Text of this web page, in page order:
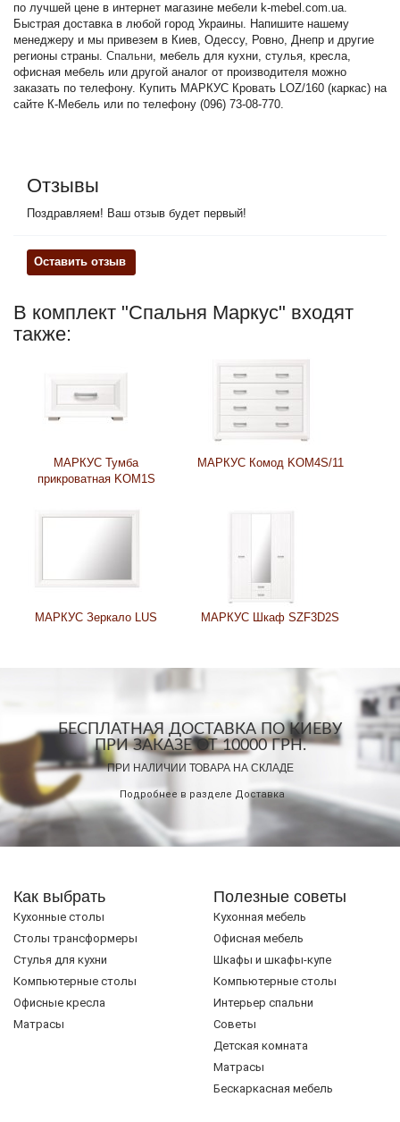
по лучшей цене в интернет магазине мебели k-mebel.com.ua.
Быстрая доставка в любой город Украины. Напишите нашему
менеджеру и мы привезем в Киев, Одессу, Ровно, Днепр и другие
регионы страны. Спальни, мебель для кухни, стулья, кресла,
офисная мебель или другой аналог от производителя можно
заказать по телефону. Купить МАРКУС Кровать LOZ/160 (каркас) на
сайте К-Мебель или по телефону (096) 73-08-770.
Отзывы
Поздравляем! Ваш отзыв будет первый!
Оставить отзыв
В комплект "Спальня Маркус" входят
также:
МАРКУС Тумба
прикроватная KOM1S
МАРКУС Комод KOM4S/11
МАРКУС Зеркало LUS МАРКУС Шкаф SZF3D2S
БЕСПЛАТНАЯ ДОСТАВКА ПО КИЕВУ
ПРИ ЗАКАЗЕ ОТ 10000 ГРН.
ПРИ НАЛИЧИИ ТОВАРА НА СКЛАДЕ
Подробнее в разделе Доставка
Как выбрать
Кухонные столы
Cтолы трансформеры
Стулья для кухни
Компьютерные столы
Офисные кресла
Матрасы
Полезные советы
Кухонная мебель
Офисная мебель
Шкафы и шкафы-купе
Компьютерные столы
Интерьер спальни
Советы
Детская комната
Матрасы
Бескаркасная мебель